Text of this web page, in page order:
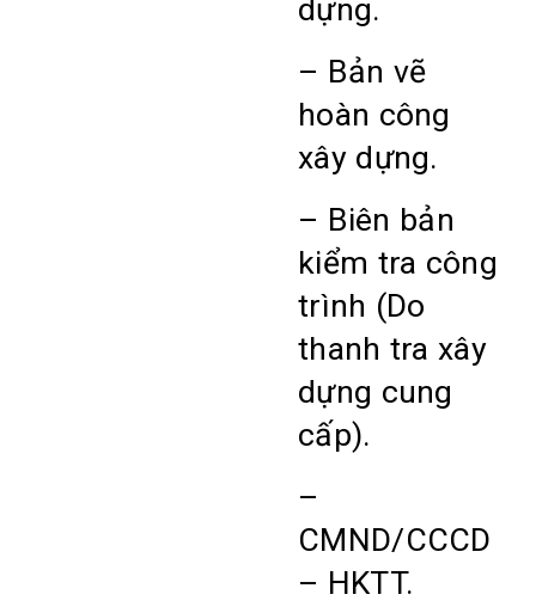
dựng.
– Bản vẽ
hoàn công
xây dựng.
– Biên bản
kiểm tra công
trình (Do
thanh tra xây
dựng cung
cấp).
–
CMND/CCCD
– HKTT.